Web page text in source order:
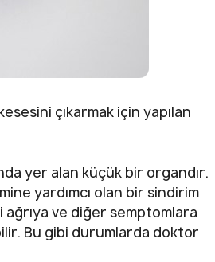
çıkarmak için yapılan
yer alan küçük bir organdır.
yardımcı olan bir sindirim
ağrıya ve diğer semptomlara
Bu gibi durumlarda doktor